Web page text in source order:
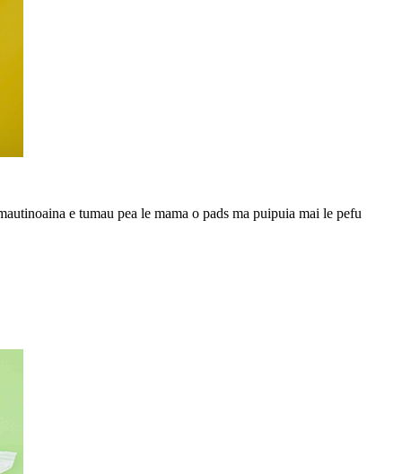
e tumau pea le mama o pads ma puipuia mai le pefu